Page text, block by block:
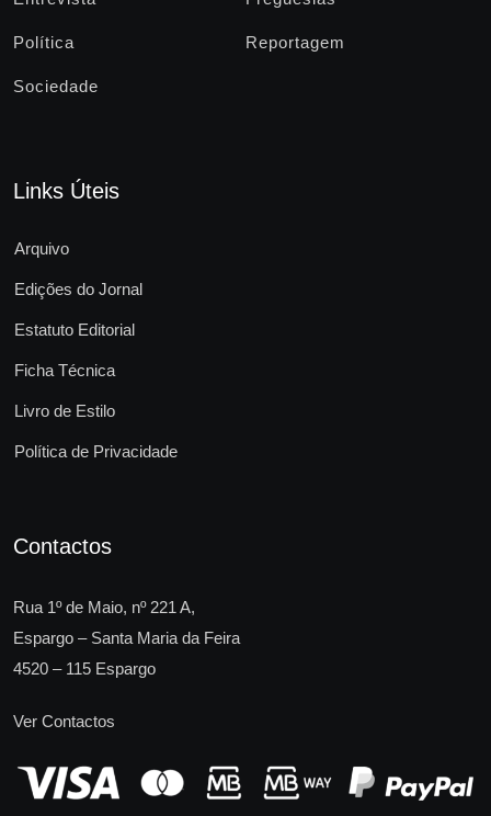
Política Reportagem
Sociedade
Links Úteis
Arquivo
Edições do Jornal
Estatuto Editorial
Ficha Técnica
Livro de Estilo
Política de Privacidade
Contactos
Rua 1º de Maio, nº 221 A,
Espargo – Santa Maria da Feira
4520 – 115 Espargo
Ver Contactos